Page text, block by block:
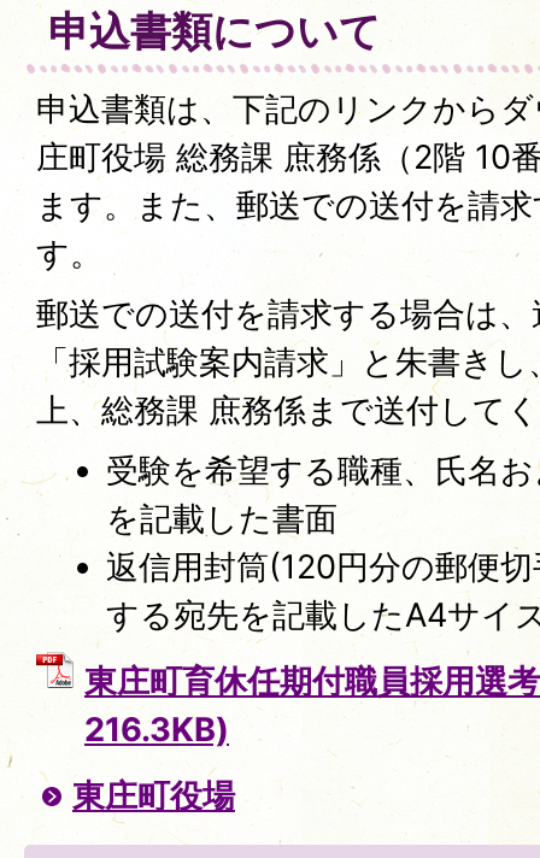
申込書類について
申込書類は、下記のリンクから
庄町役場 総務課 庶務係（2階 10
ます。また、郵送での送付を請
す。
郵送での送付を請求する場合は
「採用試験案内請求」と朱書き
上、総務課 庶務係まで送付して
受験を希望する職種、氏名
を記載した書面
返信用封筒(120円分の郵便
する宛先を記載したA4サイ
東庄町育休任期付職員採用選
216.3KB)
東庄町役場